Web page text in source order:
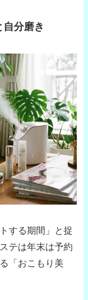
分磨き
する期間」と捉
テは年末は予約
「おこもり美